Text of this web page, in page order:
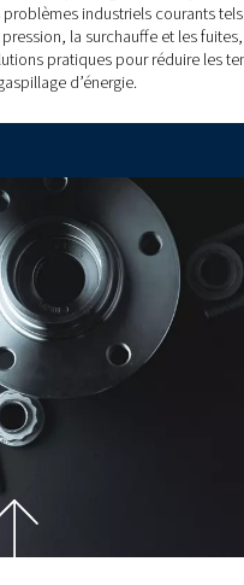
L’huile pour compresseur
avantages et comment
compresseur d’air pour